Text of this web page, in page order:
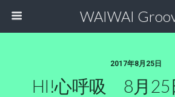
WAIWAI
2017年8月25日
HI!心呼吸 8月25